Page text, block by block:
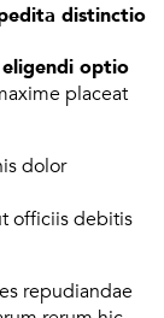
distinctio
optio
placeat
dolor
officiis debitis
repudiandae